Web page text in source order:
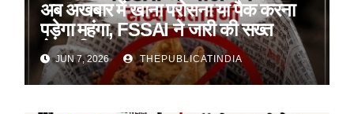
अब अखबार में खाना परोसना या पैक करना
पड़ेगा महंगा, FSSAI ने जारी की सख्त
चेतावनी
JUN 7, 2026 THEPUBLICATINDIA